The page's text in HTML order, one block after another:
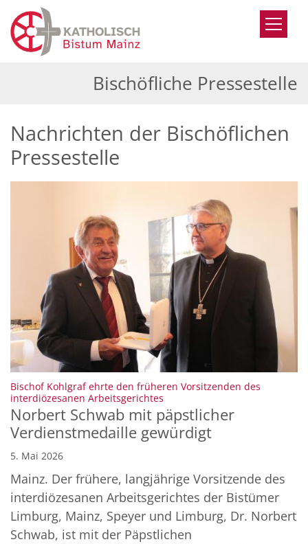
Zum Inhalt springen
Bischöfliche Pressestelle
Nachrichten der Bischöflichen
Pressestelle
Bischof Kohlgraf ehrte den früheren Vorsitzenden des
interdiözesanen Arbeitsgerichtes
Norbert Schwab mit päpstlicher
Verdienstmedaille gewürdigt
5. Mai 2026
Mainz. Der frühere, langjährige Vorsitzende des
interdiözesanen Arbeitsgerichtes der Bistümer
Limburg, Mainz, Speyer und Limburg, Dr. Norbert
Schwab, ist mit der Päpstlichen